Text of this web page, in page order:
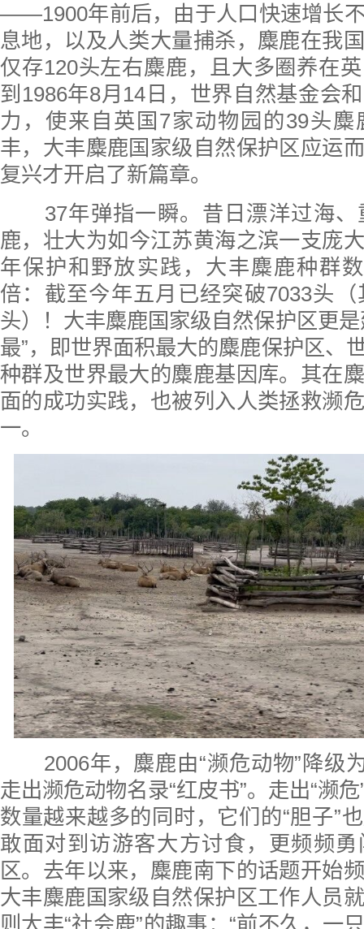
——1900年前后，由于人口快速增长
息地，以及人类大量捕杀，麋鹿在我
仅存120头左右麋鹿，且大多圈养在
到1986年8月14日，世界自然基金会
力，使来自英国7家动物园的39头
丰，大丰麋鹿国家级自然保护区应运
复兴才开启了新篇章。
37年弹指一瞬。 昔日漂洋过海、
鹿， 壮大为如今江苏黄海之滨一支庞
年保护和野放实践， 大丰麋鹿种群
倍：截至今年五月已经突破7033头
头）！大丰麋鹿国家级自然保护区更
最”，即世界面积最大的麋鹿保护区、
种群及世界最大的麋鹿基因库。其在
面的成功实践，也被列入人类拯救濒
一。
2006年，麋鹿由“濒危动物”降级为
走出濒危动物名录“红皮书”。走出“濒
数量越来越多的同时，它们的“胆子
敢面对到访游客大方讨食，更频频
区。去年以来，麋鹿南下的话题开始
大丰麋鹿国家级自然保护区工作人员